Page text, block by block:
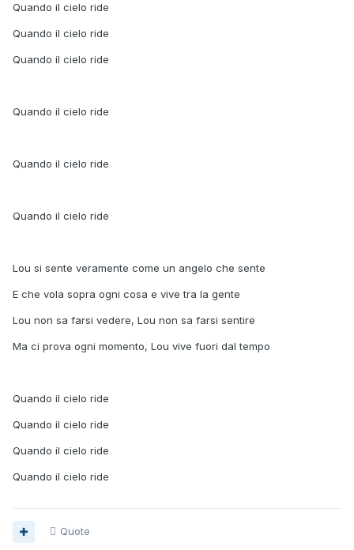
Quando il cielo ride
Quando il cielo ride
Quando il cielo ride
Quando il cielo ride
Quando il cielo ride
Quando il cielo ride
Lou si sente veramente come un angelo che sente
E che vola sopra ogni cosa e vive tra la gente
Lou non sa farsi vedere, Lou non sa farsi sentire
Ma ci prova ogni momento, Lou vive fuori dal tempo
Quando il cielo ride
Quando il cielo ride
Quando il cielo ride
Quando il cielo ride
Quote